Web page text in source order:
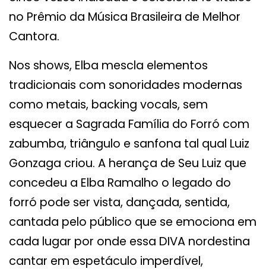
no Prêmio da Música Brasileira de Melhor
Cantora.
Nos shows, Elba mescla elementos
tradicionais com sonoridades modernas
como metais, backing vocals, sem
esquecer a Sagrada Família do Forró com
zabumba, triângulo e sanfona tal qual Luiz
Gonzaga criou. A herança de Seu Luiz que
concedeu a Elba Ramalho o legado do
forró pode ser vista, dançada, sentida,
cantada pelo público que se emociona em
cada lugar por onde essa DIVA nordestina
cantar em espetáculo imperdível,